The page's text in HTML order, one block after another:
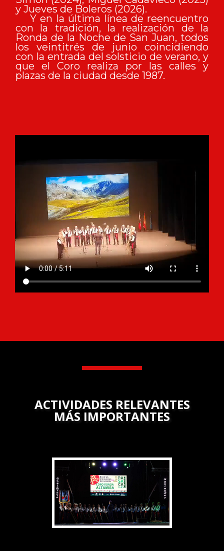
y Jueves de Boleros (2026).
Y en la última línea de reencuentro
con la tradición, la realización de la
Ronda de la Noche de San Juan, todos
los veintitrés de junio coincidiendo
con la entrada del solsticio de verano, y
que el Coro realiza por las calles y
plazas de la ciudad desde 1987.
ACTIVIDADES RELEVANTES
MÁS IMPORTANTES